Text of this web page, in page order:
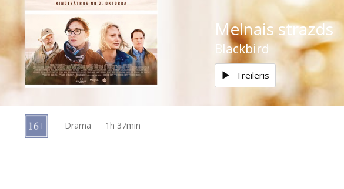
Pasākumi
Ziņas
kartes
Melnais strazds
Blackbird
Treileris
Drāma 1h 37min